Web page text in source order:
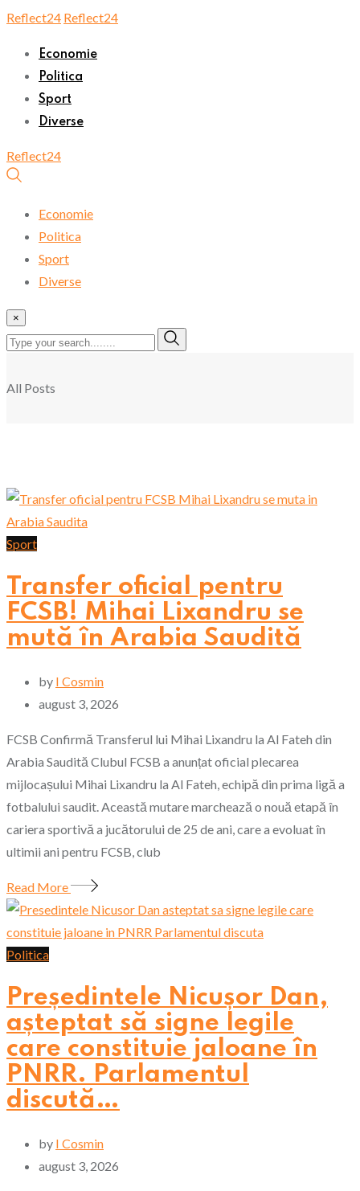
Skip
content
Reflect24 Reflect24
Economie
Politica
Sport
Diverse
Reflect24
Economie
Politica
Sport
Diverse
×
All Posts
Sport
Transfer oficial pentru
FCSB! Mihai Lixandru se
mută în Arabia Saudită
by I Cosmin
august 3, 2026
FCSB Confirmă Transferul lui Mihai Lixandru la Al Fateh din
Arabia Saudită Clubul FCSB a anunțat oficial plecarea
mijlocașului Mihai Lixandru la Al Fateh, echipă din prima ligă a
fotbalului saudit. Această mutare marchează o nouă etapă în
cariera sportivă a jucătorului de 25 de ani, care a evoluat în
ultimii ani pentru FCSB, club
Read More
Politica
Președintele Nicușor Dan,
așteptat să signe legile
care constituie jaloane în
PNRR. Parlamentul
discută…
by I Cosmin
august 3, 2026